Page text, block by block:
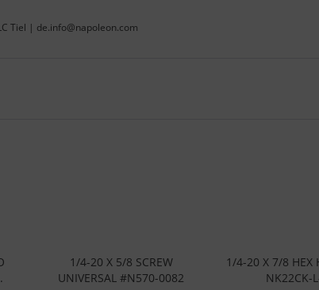
Tiel | de.info@napoleon.com
1/4-20 X 5/8 SCREW
UNIVERSAL #N570-0082
1/4-20 X 7/8 HEX
NK22CK-